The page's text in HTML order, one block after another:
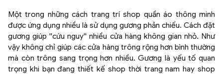
Một trong những cách trang trí shop quần áo thông minh
được ứng dụng nhiều là sử dụng gương phản chiếu. Cách đặt
gương giúp ''cứu nguy'' nhiều cửa hàng không gian nhỏ. Như
vậy không chỉ giúp các cửa hàng trông rộng hơn bình thường
mà còn trông sang trọng hơn nhiều. Gương là yếu tố quan
trọng khi bạn đang thiết kế shop thời trang nam hay shop